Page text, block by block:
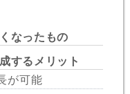
なったもの
するメリット
が可能